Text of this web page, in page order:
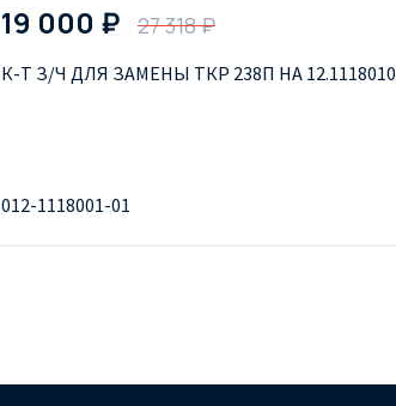
19 000 ₽ 27 318 ₽
К-Т З/Ч ДЛЯ ЗАМЕНЫ ТКР 238П НА 12.1118010
012-1118001-01